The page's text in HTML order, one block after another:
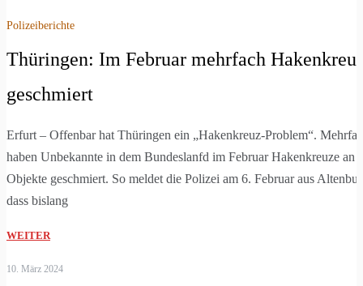
Polizeiberichte
Thüringen: Im Februar mehrfach
geschmiert
Erfurt – Offenbar hat Thüringen ein „Hakenkreuz-Problem“.
haben Unbekannte in dem Bundeslanfd im Februar Hakenkreuze an
Objekte geschmiert. So meldet die Polizei am 6. Februar aus
dass bislang
WEITER
10. März 2024